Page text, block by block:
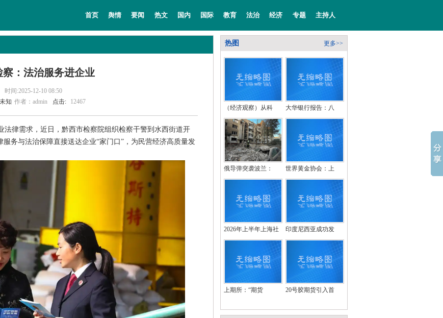
首页 舆情 要闻 热文 国内 国际 教育 法治 经济 专题 主持人
察：法治服务进企业
时间:2025-12-10 08:50
未知 作者：admin 点击: 12467
法律需求，近日，黔西市检察院组织检察干警到水西街道开
务与法治保障直接送达企业“家门口”，为民营经济高质量发
热图 更多>>
（经济观察）从科 大华银行报告：八
俄导弹突袭波兰： 世界黄金协会：上
2026年上半年上海社 印度尼西亚成功发
上期所：“期货 20号胶期货引入首